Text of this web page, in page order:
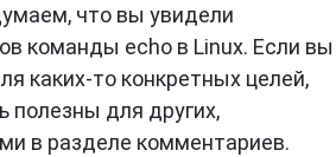
что вы увидели
команды echo в Linux. Если вы
каких-то конкретных целей,
полезны для других,
в разделе комментариев.